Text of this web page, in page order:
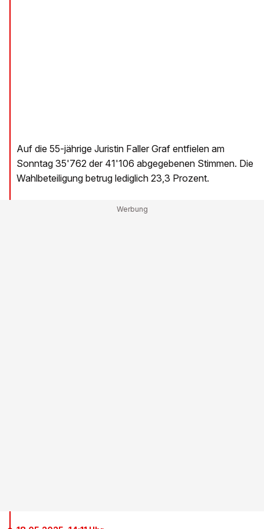
Auf die 55-jährige Juristin Faller Graf entfielen am
Sonntag 35'762 der 41'106 abgegebenen Stimmen. Die
Wahlbeteiligung betrug lediglich 23,3 Prozent.